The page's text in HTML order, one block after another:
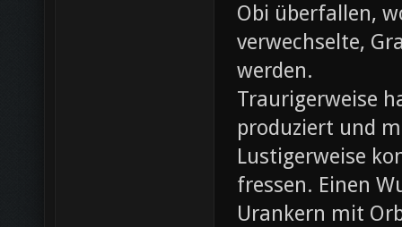
Obi überfallen,
verwechselte,
werden.
Traurigerweise
produziert und
Lustigerweise
fressen. Einen
Urankern mit